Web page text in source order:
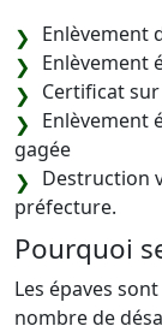
Enlèvement
Enlèvement
Certificat
Enlèvement
gagée
Destruction
préfecture.
Pourquoi
Les épaves
nombre de